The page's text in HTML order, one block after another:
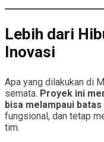
Lebih dari
Inovasi
Apa yang dilakukan di
semata. Proyek ini
bisa melampaui
fungsional, dan tetap
tim.